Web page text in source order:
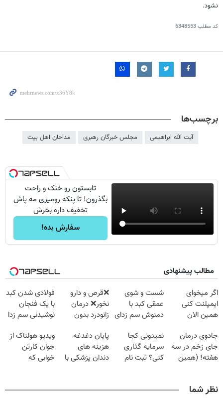
نشود.
کد مطلب6348553
برچسب‌ها
آیت الله ابراهیمی مجلس خبرگان رهبری مداحان اهل بیت
تابستون رو خنک و راحت
بگذرون! تا پنکه رومیزی مه پاش
تخفیف داره بخرش
سفارش بده!
مطالب پیشنهادی
اگر میخوای
ایمپلنت کنی
همین الان
۲۵ میلیون
تومان!!!
شست و شوی
عمقی کبد با
دمنوش سم زدای
❌قرص‌ و دارو
نخور❌ درمان
زانودرد بدون
فولادی شدن کبد
با یک فنجان
نوشیدنی سم زدا
جادوی درمان
جای زخم در سه
هفته! (همین
نمیدونی کجا
سرمایه گذاری
کنی؟ ثبت نام
پایان دغدغه
هزینه های
دندان پزشکی با
ویدیو هولناک از
جوان کارتن
خوابی که
نظر شما